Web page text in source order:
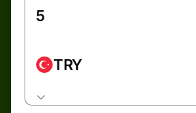
TRY